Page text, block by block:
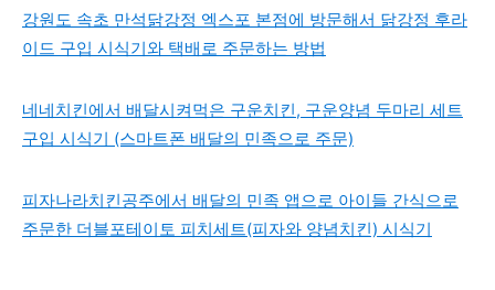
강원도 속초 만석닭강정 엑스포 본점에 방문해서 닭강정 후라
이드 구입 시식기와 택배로 주문하는 방법
네네치킨에서 배달시켜먹은 구운치킨, 구운양념 두마리 세트
구입 시식기 (스마트폰 배달의 민족으로 주문)
피자나라치킨공주에서 배달의 민족 앱으로 아이들 간식으로
주문한 더블포테이토 피치세트(피자와 양념치킨) 시식기